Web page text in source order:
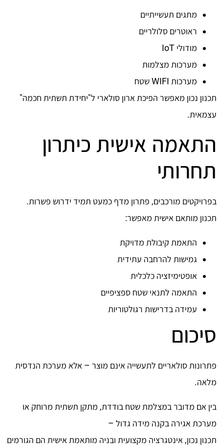
מתגים תעשייתיים
ראוטרים סלולריים
מודולי IoT
מערכות מצלמות
מערכות WIFI שטח
תכנון נכון מאפשר הפיכת ארון סולארי ל"יחידת תשתית חכמה"
עצמאית.
התאמה אישית כיתרון
תחרותי
בפרויקטים מורכבים, פתרון מדף כמעט תמיד ידרוש פשרות.
תכנון מותאם אישית מאפשר:
התאמת קיבולת מדויקת
גמישות להרחבה עתידית
אופטימיזציה כלכלית
התאמה לתנאי שטח ספציפיים
עמידה בדרישות רגולטוריות
סיכום
פתרונות סולאריים לתעשייה אינם מוצר – אלא מערכת הנדסית
מלאה.
בין אם מדובר במצלמת שטח בודדת, מתקן תשתית מרוחק או
מערכת אגירה בקנה מידה גדול –
תכנון נכון, אינטגרציה מקצועית ובניה מותאמת אישית הם הגורמים